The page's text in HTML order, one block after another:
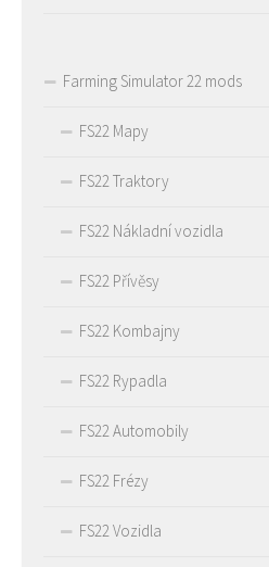
Farming Simulator 22 mods
FS22 Mapy
FS22 Traktory
FS22 Nákladní vozidla
FS22 Přívěsy
FS22 Kombajny
FS22 Rypadla
FS22 Automobily
FS22 Frézy
FS22 Vozidla